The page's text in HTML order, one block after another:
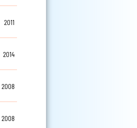
2011
2014
2008
2008